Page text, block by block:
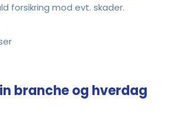
forsikring mod evt. skader.
branche og hverdag